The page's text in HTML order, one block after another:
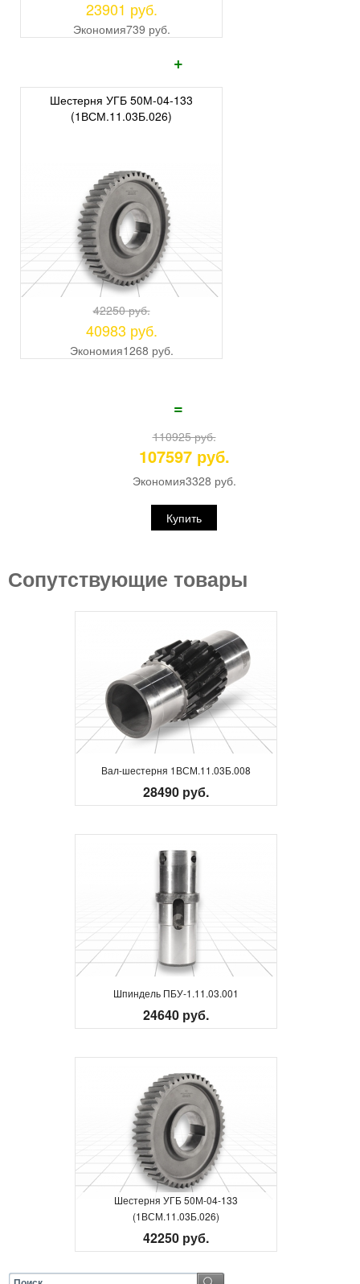
23901 руб.
Экономия739 руб.
+
Шестерня УГБ 50М-04-133
(1ВСМ.11.03Б.026)
42250 руб.
40983 руб.
Экономия1268 руб.
=
110925 руб.
107597 руб.
Экономия3328 руб.
Купить
Сопутствующие товары
Вал-шестерня 1ВСМ.11.03Б.008
28490 руб.
Шпиндель ПБУ-1.11.03.001
24640 руб.
Шестерня УГБ 50М-04-133
(1ВСМ.11.03Б.026)
42250 руб.